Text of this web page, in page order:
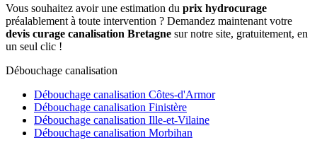
Vous souhaitez avoir une estimation du prix hydrocurage
préalablement à toute intervention ? Demandez maintenant votre
devis curage canalisation Bretagne sur notre site, gratuitement, en
un seul clic !
Débouchage canalisation
Débouchage canalisation Côtes-d'Armor
Débouchage canalisation Finistère
Débouchage canalisation Ille-et-Vilaine
Débouchage canalisation Morbihan